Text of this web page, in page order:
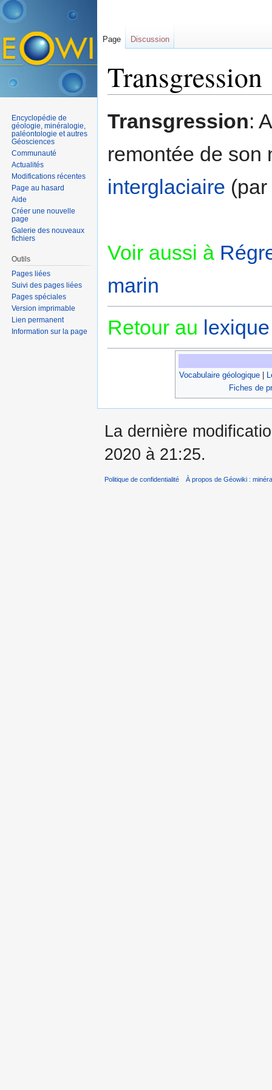
Transgression
Transgression:
remontée de son
interglaciaire
Voir aussi à
marin
Retour au
Vocabulaire géologique|
Fiches de
Page Discussion
Encyclopédie de
géologie, minéralogie,
paléontologie et autres
Géosciences
Communauté
Actualités
Modifications récentes
Page au hasard
Aide
Créer une nouvelle
page
Galerie des nouveaux
fichiers
Outils
Pages liées
Suivi des pages liées
Pages spéciales
Version imprimable
Lien permanent
Information sur la page
La dernière
2020 à 21:25.
Politique de confidentialité À propos de Géowiki :